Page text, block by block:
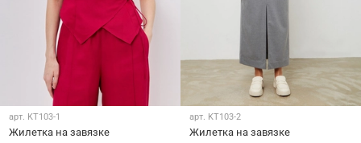
арт. KT103-1
Жилетка на завязке
арт. KT103-2
Жилетка на завязке